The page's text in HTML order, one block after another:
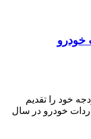
خودرو
خود را تقديم
خودرو در سال